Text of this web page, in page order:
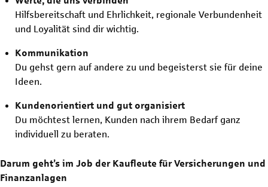
Hilfsbereitschaft und Ehrlichkeit, regionale Verbundenheit
und Loyalität sind dir wichtig.
Kommunikation
Du gehst gern auf andere zu und begeisterst sie für deine
Ideen.
Kundenorientiert und gut organisiert
Du möchtest lernen, Kunden nach ihrem Bedarf ganz
individuell zu beraten.
Darum geht’s im Job der Kaufleute für Versicherungen und
Finanzanlagen